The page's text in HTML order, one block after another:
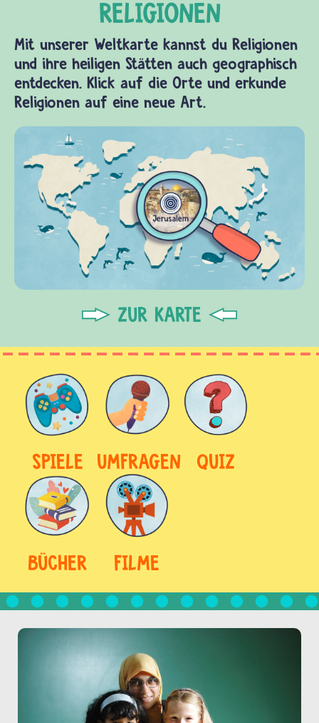
Mit unserer Weltkarte kannst du Religionen
und ihre heiligen Stätten auch geographisch
entdecken. Klick auf die Orte und erkunde
Religionen auf eine neue Art.
ZUR KARTE
SPIELE UMFRAGEN QUIZ
BÜCHER FILME